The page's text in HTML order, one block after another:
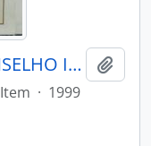
PORANTIM - BRASÍLIA CONSELHO INDIGENISTA MISSIONÁRIO - 1999 - Nº217
Item · 1999